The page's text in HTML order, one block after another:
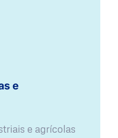
e
e agrícolas